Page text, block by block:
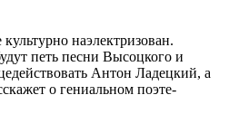
наэлектризован.
петь песни Высоцкого и
Антон Ладецкий, а
о гениальном поэте-